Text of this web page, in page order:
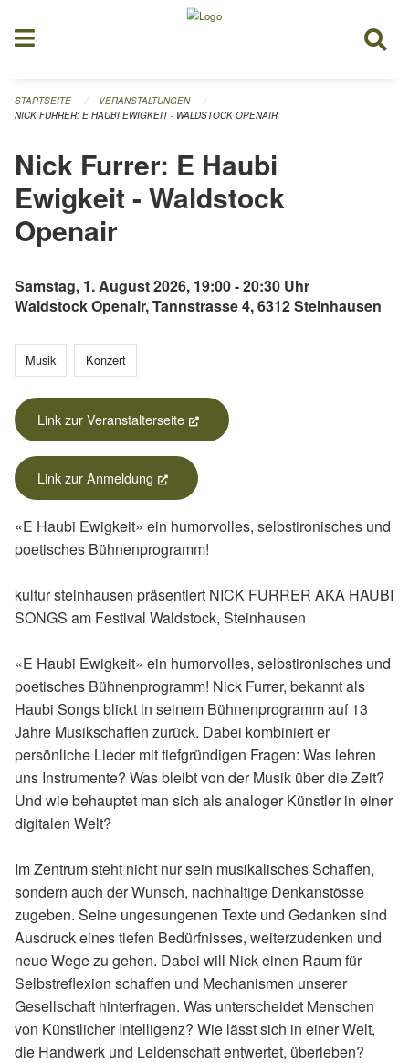
STARTSEITE
VERANSTALTUNGEN
NICK FURRER: E HAUBI EWIGKEIT - WALDSTOCK OPENAIR
Nick Furrer: E Haubi
Ewigkeit - Waldstock
Openair
Samstag, 1. August 2026, 19:00 - 20:30 Uhr
Waldstock Openair, Tannstrasse 4, 6312 Steinhausen
Musik Konzert
Link zur Veranstalterseite (External Link)
Link zur Anmeldung (External Link)
«E Haubi Ewigkeit» ein humorvolles, selbstironisches und
poetisches Bühnenprogramm!
kultur steinhausen präsentiert NICK FURRER AKA HAUBI
SONGS am Festival Waldstock, Steinhausen
«E Haubi Ewigkeit» ein humorvolles, selbstironisches und
poetisches Bühnenprogramm! Nick Furrer, bekannt als
Haubi Songs blickt in seinem Bühnenprogramm auf 13
Jahre Musikschaffen zurück. Dabei kombiniert er
persönliche Lieder mit tiefgründigen Fragen: Was lehren
uns Instrumente? Was bleibt von der Musik über die Zeit?
Und wie behauptet man sich als analoger Künstler in einer
digitalen Welt?
Im Zentrum steht nicht nur sein musikalisches Schaffen,
sondern auch der Wunsch, nachhaltige Denkanstösse
zugeben. Seine ungesungenen Texte und Gedanken sind
Ausdruck eines tiefen Bedürfnisses, weiterzudenken und
neue Wege zu gehen. Dabei will Nick einen Raum für
Selbstreflexion schaffen und Mechanismen unserer
Gesellschaft hinterfragen. Was unterscheidet Menschen
von Künstlicher Intelligenz? Wie lässt sich in einer Welt,
die Handwerk und Leidenschaft entwertet, überleben?